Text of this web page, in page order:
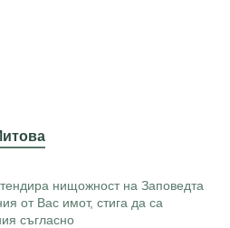
нищожност на Заповедта
от Вас имот, стига да са
съгласно